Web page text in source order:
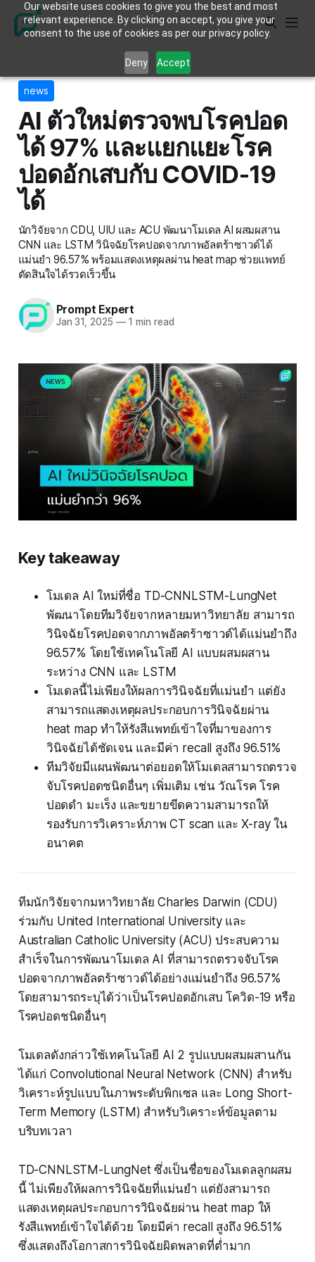
Our website uses cookies to give you the best and most
relevant experience. By clicking on accept, you give your
consent to the use of cookies as per our privacy policy.
Deny Accept
news
AI ตัวใหม่ตรวจพบโรคปอด
ได้ 97% และแยกแยะโรค
ปอดอักเสบกับ COVID-19
ได้
นักวิจัยจาก CDU, UIU และ ACU พัฒนาโมเดล AI ผสมผสาน
CNN และ LSTM วินิจฉัยโรคปอดจากภาพอัลตร้าซาวด์ได้
แม่นยำ 96.57% พร้อมแสดงเหตุผลผ่าน heat map ช่วยแพทย์
ตัดสินใจได้รวดเร็วขึ้น
Prompt Expert
Jan 31, 2025 —1 min read
Key takeaway
โมเดล AI ใหม่ที่ชื่อ TD-CNNLSTM-LungNet
พัฒนาโดยทีมวิจัยจากหลายมหาวิทยาลัย สามารถ
วินิจฉัยโรคปอดจากภาพอัลตร้าซาวด์ได้แม่นยำถึง
96.57% โดยใช้เทคโนโลยี AI แบบผสมผสาน
ระหว่าง CNN และ LSTM
โมเดลนี้ไม่เพียงให้ผลการวินิจฉัยที่แม่นยำ แต่ยัง
สามารถแสดงเหตุผลประกอบการวินิจฉัยผ่าน
heat map ทำให้รังสีแพทย์เข้าใจที่มาของการ
วินิจฉัยได้ชัดเจน และมีค่า recall สูงถึง 96.51%
ทีมวิจัยมีแผนพัฒนาต่อยอดให้โมเดลสามารถตรวจ
จับโรคปอดชนิดอื่นๆ เพิ่มเติม เช่น วัณโรค โรค
ปอดดำ มะเร็ง และขยายขีดความสามารถให้
รองรับการวิเคราะห์ภาพ CT scan และ X-ray ใน
อนาคต
ทีมนักวิจัยจากมหาวิทยาลัย Charles Darwin (CDU)
ร่วมกับ United International University และ
Australian Catholic University (ACU) ประสบความ
สำเร็จในการพัฒนาโมเดล AI ที่สามารถตรวจจับโรค
ปอดจากภาพอัลตร้าซาวด์ได้อย่างแม่นยำถึง 96.57%
โดยสามารถระบุได้ว่าเป็นโรคปอดอักเสบ โควิด-19 หรือ
โรคปอดชนิดอื่นๆ
โมเดลดังกล่าวใช้เทคโนโลยี AI 2 รูปแบบผสมผสานกัน
ได้แก่ Convolutional Neural Network (CNN) สำหรับ
วิเคราะห์รูปแบบในภาพระดับพิกเซล และ Long Short-
Term Memory (LSTM) สำหรับวิเคราะห์ข้อมูลตาม
บริบทเวลา
TD-CNNLSTM-LungNet ซึ่งเป็นชื่อของโมเดลลูกผสม
นี้ ไม่เพียงให้ผลการวินิจฉัยที่แม่นยำ แต่ยังสามารถ
แสดงเหตุผลประกอบการวินิจฉัยผ่าน heat map ให้
รังสีแพทย์เข้าใจได้ด้วย โดยมีค่า recall สูงถึง 96.51%
ซึ่งแสดงถึงโอกาสการวินิจฉัยผิดพลาดที่ต่ำมาก